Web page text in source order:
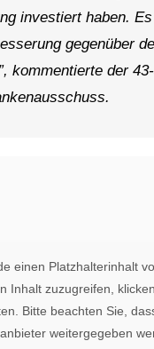
investiert haben.
gegenüber
kommentierte der
einen Platzhalterinhalt
Inhalt zuzugreifen,
Bitte beachten Sie,
weitergegeben